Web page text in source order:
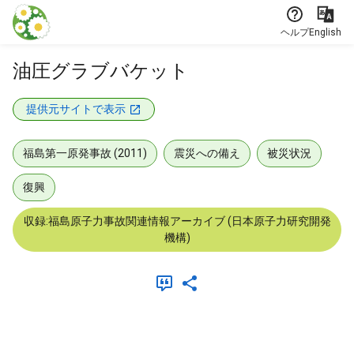
本文に飛ぶ
ヘルプEnglish
油圧グラブバケット
提供元サイトで表示
福島第一原発事故 (2011) 震災への備え 被災状況
復興
収録:福島原子力事故関連情報アーカイブ (日本原子力研究開発
機構)